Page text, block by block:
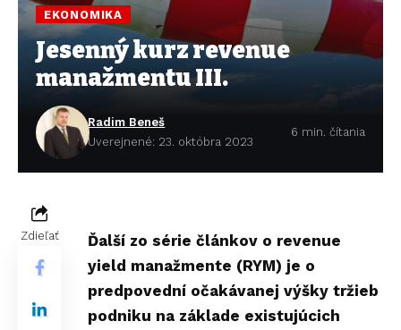
EKONOMIKA
Jesenný kurz revenue
manažmentu III.
Radim Beneš
Uverejnené: 23. októbra 2023
6 min. čítania
Zdieľať
Ďalší zo série článkov o revenue
yield manažmente (RYM) je o
predpovední očakávanej výšky tržieb
podniku na základe existujúcich